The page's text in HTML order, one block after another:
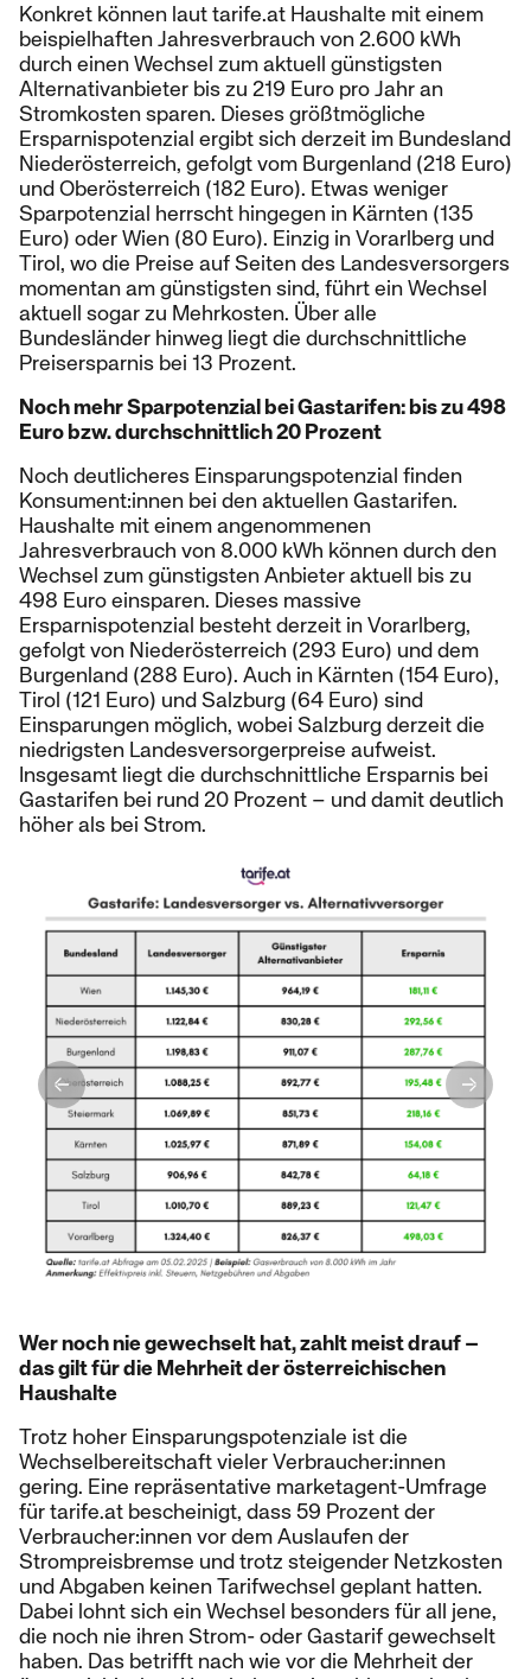
Konkret können laut tarife.at Haushalte mit einem
beispielhaften Jahresverbrauch von 2.600 kWh
durch einen Wechsel zum aktuell günstigsten
Alternativanbieter bis zu 219 Euro pro Jahr an
Stromkosten sparen. Dieses größtmögliche
Ersparnispotenzial ergibt sich derzeit im Bundesland
Niederösterreich, gefolgt vom Burgenland (218 Euro)
und Oberösterreich (182 Euro). Etwas weniger
Sparpotenzial herrscht hingegen in Kärnten (135
Euro) oder Wien (80 Euro). Einzig in Vorarlberg und
Tirol, wo die Preise auf Seiten des Landesversorgers
momentan am günstigsten sind, führt ein Wechsel
aktuell sogar zu Mehrkosten. Über alle
Bundesländer hinweg liegt die durchschnittliche
Preisersparnis bei 13 Prozent.
Noch mehr Sparpotenzial bei Gastarifen: bis zu 498
Euro bzw. durchschnittlich 20 Prozent
Noch deutlicheres Einsparungspotenzial finden
Konsument:innen bei den aktuellen Gastarifen.
Haushalte mit einem angenommenen
Jahresverbrauch von 8.000 kWh können durch den
Wechsel zum günstigsten Anbieter aktuell bis zu
498 Euro einsparen. Dieses massive
Ersparnispotenzial besteht derzeit in Vorarlberg,
gefolgt von Niederösterreich (293 Euro) und dem
Burgenland (288 Euro). Auch in Kärnten (154 Euro),
Tirol (121 Euro) und Salzburg (64 Euro) sind
Einsparungen möglich, wobei Salzburg derzeit die
niedrigsten Landesversorgerpreise aufweist.
Insgesamt liegt die durchschnittliche Ersparnis bei
Gastarifen bei rund 20 Prozent – und damit deutlich
höher als bei Strom.
Wer noch nie gewechselt hat, zahlt meist drauf –
das gilt für die Mehrheit der österreichischen
Haushalte
Trotz hoher Einsparungspotenziale ist die
Wechselbereitschaft vieler Verbraucher:innen
gering. Eine repräsentative marketagent-Umfrage
für tarife.at bescheinigt, dass 59 Prozent der
Verbraucher:innen vor dem Auslaufen der
Strompreisbremse und trotz steigender Netzkosten
und Abgaben keinen Tarifwechsel geplant hatten.
Dabei lohnt sich ein Wechsel besonders für all jene,
die noch nie ihren Strom- oder Gastarif gewechselt
haben. Das betrifft nach wie vor die Mehrheit der